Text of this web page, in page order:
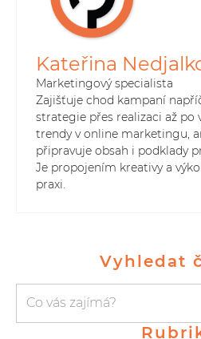
Kateřina
Marketingový specialista
Zajišťuje chod kampaní
strategie přes realizaci až po
trendy v online marketingu,
připravuje obsah i podklady
Je propojením kreativy a
praxi.
Vyhledat
Vyhledávání